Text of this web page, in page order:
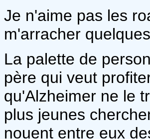
Je n'aime pas les
m'arracher
La palette de
père qui veut
qu'Alzheimer ne le
plus jeunes
nouent entre eux